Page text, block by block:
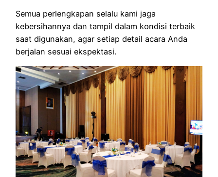
Semua perlengkapan selalu kami jaga
kebersihannya dan tampil dalam kondisi terbaik
saat digunakan, agar setiap detail acara Anda
berjalan sesuai ekspektasi.